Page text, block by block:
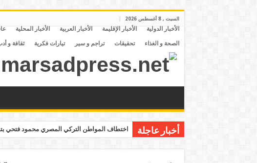
السبت , 8 أغسطس 2026
الأخبار الدولية الأخبار الإقليمة الأخبار العربية الأخبار المحلية
الصحة و الغذاء تحقيقات تراجم و سير تيارات فكرية ثقافة و
أخبار عاجلة اختطاف المواطن التركي المصري محمود فتحي